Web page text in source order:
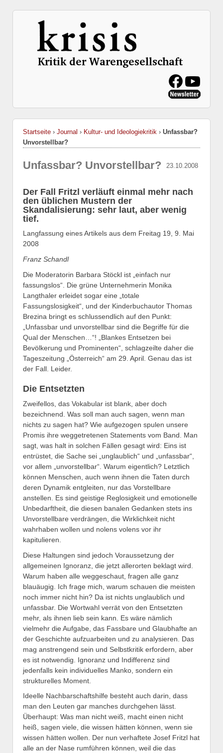
Startseite › Journal › Kultur- und Ideologiekritik › Unfassbar?
Unvorstellbar?
23.10.2008
Unfassbar? Unvorstellbar?
Der Fall Fritzl verläuft einmal mehr nach
den üblichen Mustern der
Skandalisierung: sehr laut, aber wenig
tief.
Langfassung eines Artikels aus dem Freitag 19, 9. Mai
2008
Franz Schandl
Die Moderatorin Barbara Stöckl ist „einfach nur
fassungslos“. Die grüne Unternehmerin Monika
Langthaler erleidet sogar eine „totale
Fassungslosigkeit“, und der Kinderbuchautor Thomas
Brezina bringt es schlussendlich auf den Punkt:
„Unfassbar und unvorstellbar sind die Begriffe für die
Qual der Menschen…“! „Blankes Entsetzen bei
Bevölkerung und Prominenten“, schlagzeilte daher die
Tageszeitung „Österreich“ am 29. April. Genau das ist
der Fall. Leider.
Die Entsetzten
Zweifellos, das Vokabular ist blank, aber doch
bezeichnend. Was soll man auch sagen, wenn man
nichts zu sagen hat? Wie aufgezogen spulen unsere
Promis ihre weggetretenen Statements vom Band. Man
sagt, was halt in solchen Fällen gesagt wird: Eins ist
entrüstet, die Sache sei „unglaublich“ und „unfassbar“,
vor allem „unvorstellbar“. Warum eigentlich? Letztlich
können Menschen, auch wenn ihnen die Taten durch
deren Dynamik entgleiten, nur das Vorstellbare
anstellen. Es sind geistige Reglosigkeit und emotionelle
Unbedarftheit, die diesen banalen Gedanken stets ins
Unvorstellbare verdrängen, die Wirklichkeit nicht
wahrhaben wollen und nolens volens vor ihr
kapitulieren.
Diese Haltungen sind jedoch Voraussetzung der
allgemeinen Ignoranz, die jetzt allerorten beklagt wird.
Warum haben alle weggeschaut, fragen alle ganz
blauäugig. Ich frage mich, warum schauen die meisten
noch immer nicht hin? Da ist nichts unglaublich und
unfassbar. Die Wortwahl verrät von den Entsetzten
mehr, als ihnen lieb sein kann. Es wäre nämlich
vielmehr die Aufgabe, das Fassbare und Glaubhafte an
der Geschichte aufzuarbeiten und zu analysieren. Das
mag anstrengend sein und Selbstkritik erfordern, aber
es ist notwendig. Ignoranz und Indifferenz sind
jedenfalls kein individuelles Manko, sondern ein
strukturelles Moment.
Ideelle Nachbarschaftshilfe besteht auch darin, dass
man den Leuten gar manches durchgehen lässt.
Überhaupt: Was man nicht weiß, macht einen nicht
heiß, sagen viele, die wissen hätten können, wenn sie
wissen hätten wollen. Der nun verhaftete Josef Fritzl hat
alle an der Nase rumführen können, weil die das